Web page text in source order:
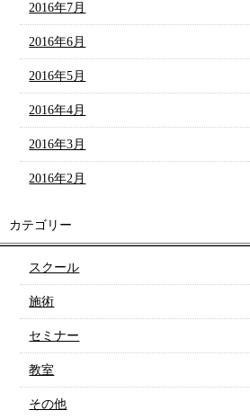
2016年7月
2016年6月
2016年5月
2016年4月
2016年3月
2016年2月
カテゴリー
スクール
施術
セミナー
教室
その他